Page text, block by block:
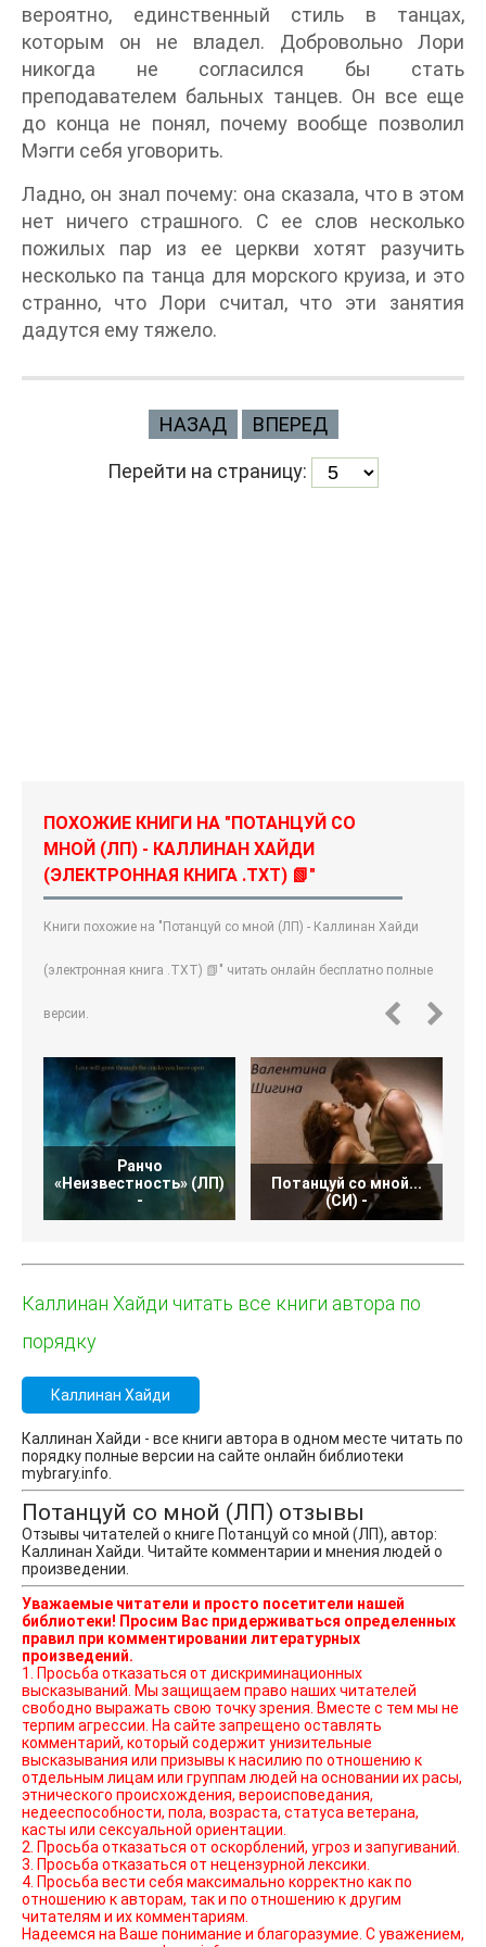
вероятно, единственный стиль в танцах,
которым он не владел. Добровольно Лори
никогда не согласился бы стать
преподавателем бальных танцев. Он все еще
до конца не понял, почему вообще позволил
Мэгги себя уговорить.
Ладно, он знал почему: она сказала, что в этом
нет ничего страшного. С ее слов несколько
пожилых пар из ее церкви хотят разучить
несколько па танца для морского круиза, и это
странно, что Лори считал, что эти занятия
дадутся ему тяжело.
НАЗАД ВПЕРЕД
Перейти на страницу:
ПОХОЖИЕ КНИГИ НА "ПОТАНЦУЙ СО
МНОЙ (ЛП) - КАЛЛИНАН ХАЙДИ
(ЭЛЕКТРОННАЯ КНИГА .TXT) 📗"
Книги похожие на "Потанцуй со мной (ЛП) - Каллинан Хайди
(электронная книга .TXT) 📗" читать онлайн бесплатно полные
версии.
Ранчо
«Неизвестность» (ЛП)
-
Потанцуй со мной...
(СИ) -
Каллинан Хайди читать все книги автора по
порядку
Каллинан Хайди
Каллинан Хайди - все книги автора в одном месте читать по
порядку полные версии на сайте онлайн библиотеки
mybrary.info.
Потанцуй со мной (ЛП) отзывы
Отзывы читателей о книге Потанцуй со мной (ЛП), автор:
Каллинан Хайди. Читайте комментарии и мнения людей о
произведении.
Уважаемые читатели и просто посетители нашей
библиотеки! Просим Вас придерживаться определенных
правил при комментировании литературных
произведений.
1. Просьба отказаться от дискриминационных
высказываний. Мы защищаем право наших читателей
свободно выражать свою точку зрения. Вместе с тем мы не
терпим агрессии. На сайте запрещено оставлять
комментарий, который содержит унизительные
высказывания или призывы к насилию по отношению к
отдельным лицам или группам людей на основании их расы,
этнического происхождения, вероисповедания,
недееспособности, пола, возраста, статуса ветерана,
касты или сексуальной ориентации.
2. Просьба отказаться от оскорблений, угроз и запугиваний.
3. Просьба отказаться от нецензурной лексики.
4. Просьба вести себя максимально корректно как по
отношению к авторам, так и по отношению к другим
читателям и их комментариям.
Надеемся на Ваше понимание и благоразумие. С уважением,